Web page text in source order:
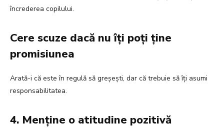
încrederea copilului.
Cere scuze dacă nu îți poți ține
promisiunea
Arată-i că este în regulă să greșești, dar că trebuie să îți asumi
responsabilitatea.
4. Menține o atitudine pozitivă